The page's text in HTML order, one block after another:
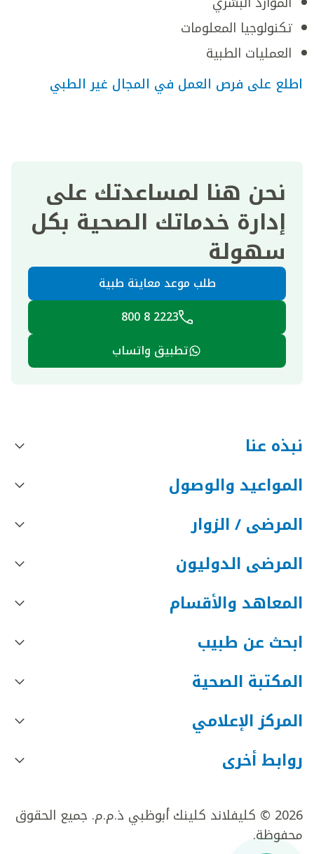
تكنولوجيا المعلومات
العمليات الطبية
اطلع على فرص العمل في المجال غير الطبي
نحن هنا لمساعدتك على
إدارة خدماتك الصحية بكل
سهولة
طلب موعد معاينة طبية
2223 8 800
تطبيق واتساب
نبذه عنا
المواعيد والوصول
المرضى / الزوار
المرضى الدوليون
المعاهد والأقسام
ابحث عن طبيب
المكتبة الصحية
المركز الإعلامي
روابط أخرى
2026 © كليفلاند كلينك أبوظبي ذ.م.م. جميع الحقوق
محفوظة.